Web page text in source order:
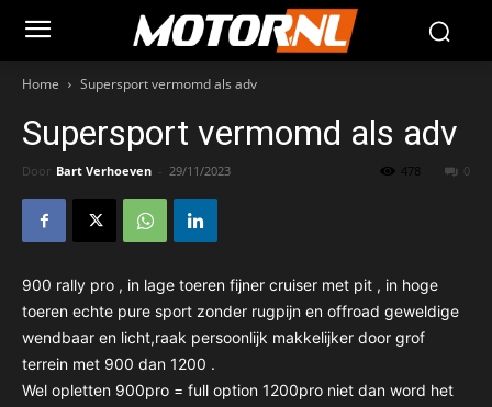
Home Supersport vermomd als adv
Supersport vermomd als adv
Door Bart Verhoeven - 29/11/2023 0
478
900 rally pro , in lage toeren fijner cruiser met pit , in hoge
toeren echte pure sport zonder rugpijn en offroad geweldige
wendbaar en licht,raak persoonlijk makkelijker door grof
terrein met 900 dan 1200 .
Wel opletten 900pro = full option 1200pro niet dan word het